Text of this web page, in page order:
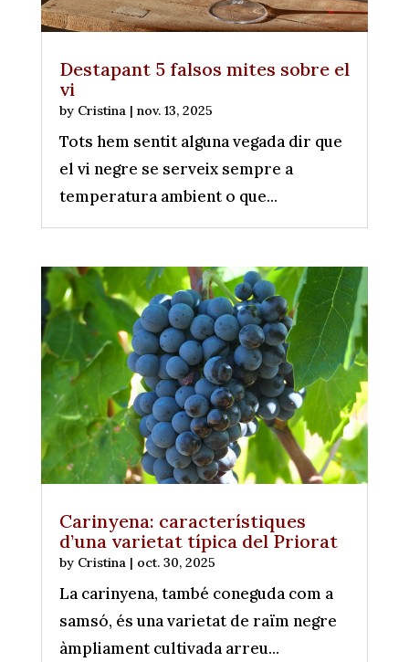
Destapant 5 falsos mites sobre el
vi
by Cristina| nov. 13, 2025
Tots hem sentit alguna vegada dir que
el vi negre se serveix sempre a
temperatura ambient o que...
Carinyena: característiques
d’una varietat típica del Priorat
by Cristina| oct. 30, 2025
La carinyena, també coneguda com a
samsó, és una varietat de raïm negre
àmpliament cultivada arreu...